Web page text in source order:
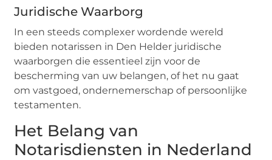
Juridische Waarborg
In een steeds complexer wordende wereld
bieden notarissen in Den Helder juridische
waarborgen die essentieel zijn voor de
bescherming van uw belangen, of het nu gaat
om vastgoed, ondernemerschap of persoonlijke
testamenten.
Het Belang van
Notarisdiensten in Nederland